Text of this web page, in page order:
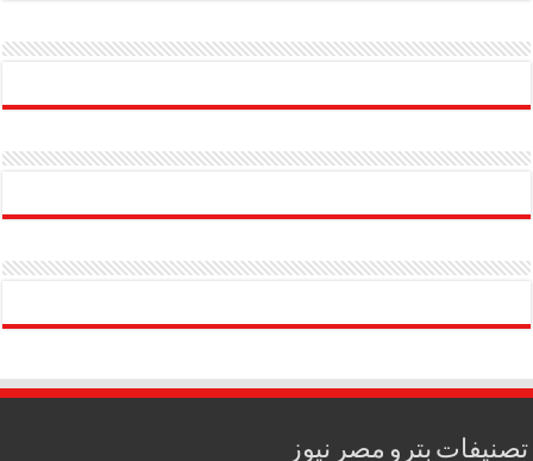
تصنيفات بترو مصر نيوز